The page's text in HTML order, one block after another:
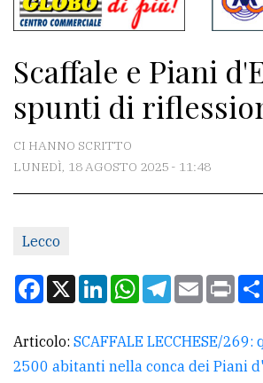
sito
Meteo
CONTATTI
Scrivici
Per
la
pubblicità
Scaffale e Piani
spunti di
CI HANNO SCRITTO
LUNEDÌ, 18 AGOSTO 2025 - 11:48
Lecco
Facebook
X LinkedInWhatsApp
Telegram
Email
Articolo: SCAFFALE LECCHESE/
2500 abitanti nella conca dei Piani